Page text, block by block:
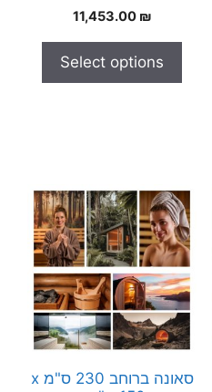
0
o
o
5
11,453.00 ₪
Select options
סאונה ברוחב 230 ס"מ x